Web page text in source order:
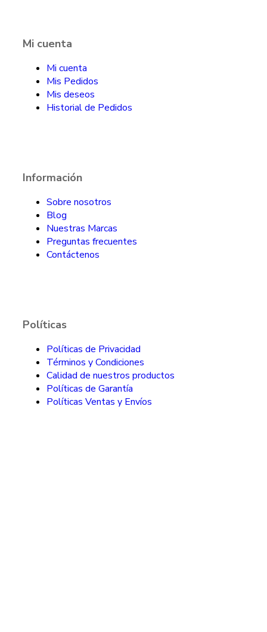
Mi cuenta
Mi cuenta
Mis Pedidos
Mis deseos
Historial de Pedidos
Información
Sobre nosotros
Blog
Nuestras Marcas
Preguntas frecuentes
Contáctenos
Políticas
Políticas de Privacidad
Términos y Condiciones
Calidad de nuestros productos
Políticas de Garantía
Políticas Ventas y Envíos